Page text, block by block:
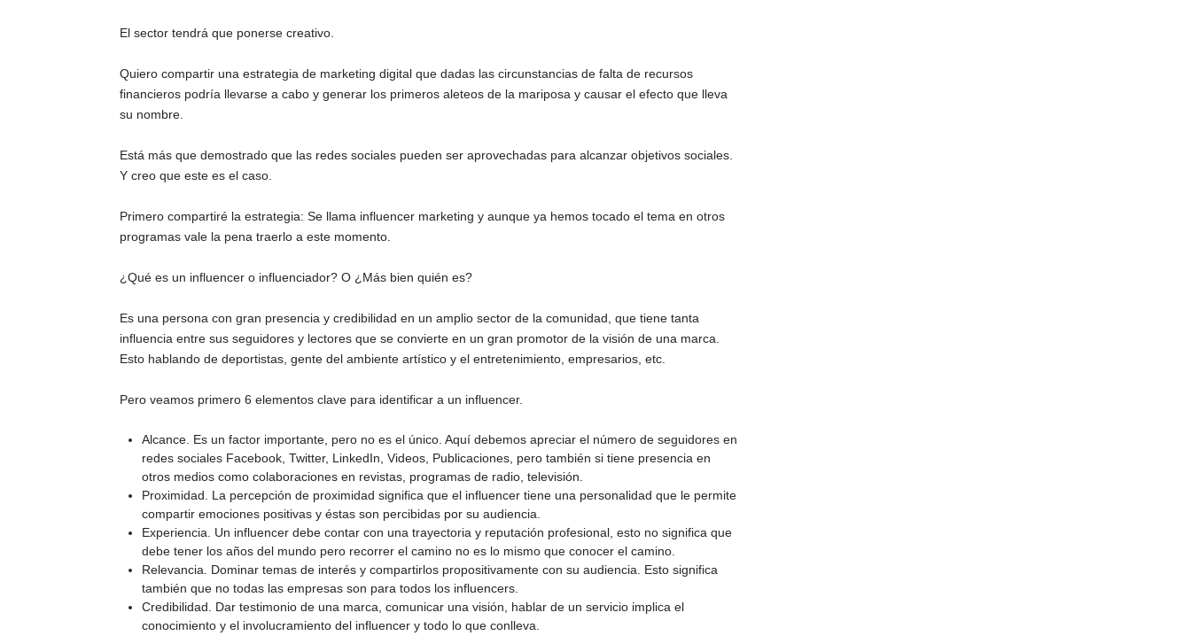
El sector tendrá que ponerse creativo.
Quiero compartir una estrategia de marketing digital que dadas las circunstancias de falta de recursos
financieros podría llevarse a cabo y generar los primeros aleteos de la mariposa y causar el efecto que lleva
su nombre.
Está más que demostrado que las redes sociales pueden ser aprovechadas para alcanzar objetivos sociales.
Y creo que este es el caso.
Primero compartiré la estrategia: Se llama influencer marketing y aunque ya hemos tocado el tema en otros
programas vale la pena traerlo a este momento.
¿Qué es un influencer o influenciador? O ¿Más bien quién es?
Es una persona con gran presencia y credibilidad en un amplio sector de la comunidad, que tiene tanta
influencia entre sus seguidores y lectores que se convierte en un gran promotor de la visión de una marca.
Esto hablando de deportistas, gente del ambiente artístico y el entretenimiento, empresarios, etc.
Pero veamos primero 6 elementos clave para identificar a un influencer.
Alcance. Es un factor importante, pero no es el único. Aquí debemos apreciar el número de seguidores en
redes sociales Facebook, Twitter, LinkedIn, Videos, Publicaciones, pero también si tiene presencia en
otros medios como colaboraciones en revistas, programas de radio, televisión.
Proximidad. La percepción de proximidad significa que el influencer tiene una personalidad que le permite
compartir emociones positivas y éstas son percibidas por su audiencia.
Experiencia. Un influencer debe contar con una trayectoria y reputación profesional, esto no significa que
debe tener los años del mundo pero recorrer el camino no es lo mismo que conocer el camino.
Relevancia. Dominar temas de interés y compartirlos propositivamente con su audiencia. Esto significa
también que no todas las empresas son para todos los influencers.
Credibilidad. Dar testimonio de una marca, comunicar una visión, hablar de un servicio implica el
conocimiento y el involucramiento del influencer y todo lo que conlleva.